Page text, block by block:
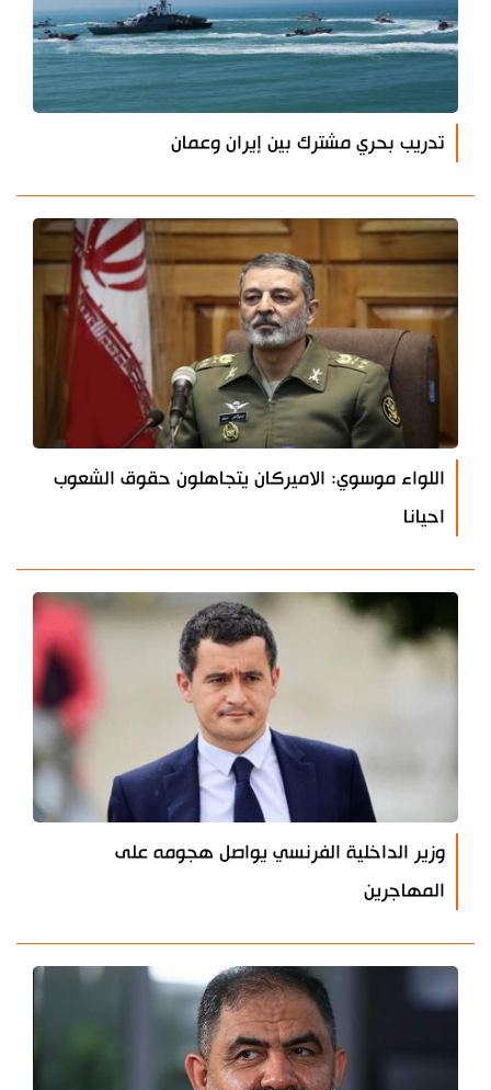
تدريب بحري مشترك بين إيران وعمان
اللواء موسوي: الاميركان يتجاهلون حقوق الشعوب
احيانا
وزير الداخلية الفرنسي يواصل هجومه على
المهاجرين